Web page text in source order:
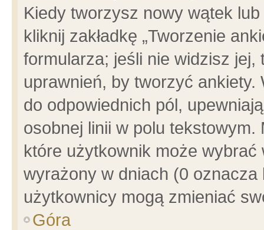
Kiedy tworzysz nowy wątek
kliknij zakładkę „Tworzenie
formularza; jeśli nie widzisz
uprawnień, by tworzyć ankiety.
do odpowiednich pól,
osobnej linii w polu
które użytkownik może
wyrażony w dniach (0
użytkownicy mogą zmieniać
Góra